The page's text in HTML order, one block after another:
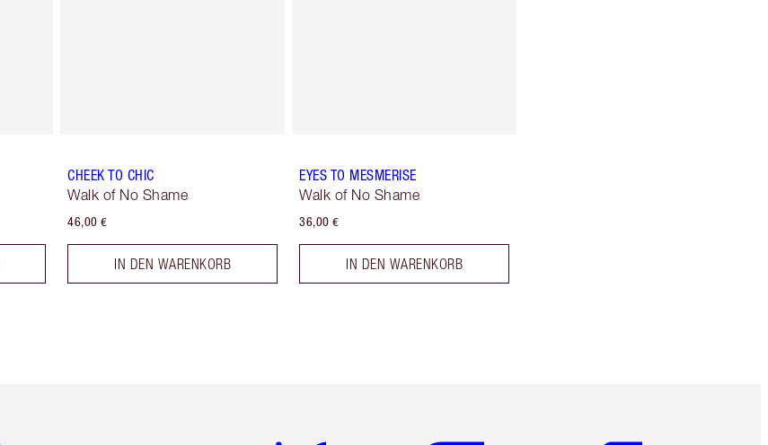
CHEEK TO CHIC
Walk of No Shame
46,00 €
IN DEN WARENKORB
EYES TO MESMERISE
Walk of No Shame
36,00 €
IN DEN WARENKORB